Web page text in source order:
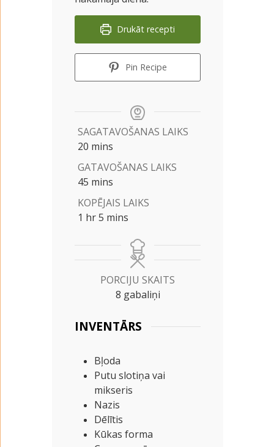
Drukāt recepti
Pin Recipe
SAGATAVOŠANAS LAIKS
20 minutes
mins
GATAVOŠANAS LAIKS
45 minutes
mins
KOPĒJAIS LAIKS
1 hour
hr5 minutes
mins
PORCIJU SKAITS
8 gabaliņi
INVENTĀRS
Bļoda
Putu slotiņa vai
mikseris
Nazis
Dēlītis
Kūkas forma